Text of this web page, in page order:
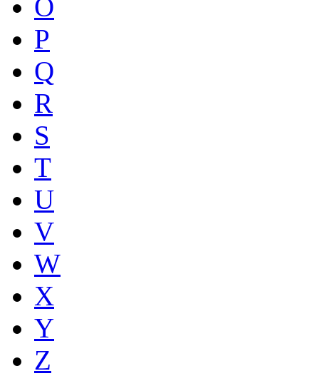
O
P
Q
R
S
T
U
V
W
X
Y
Z